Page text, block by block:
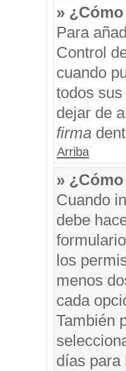
»
Para
Control
cuando
todos
dejar de
firma
Arriba
»
Cuando
debe
los
menos
cada
También
días para